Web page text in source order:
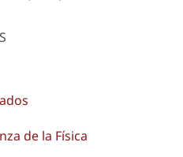
de la Física